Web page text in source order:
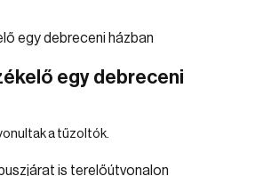
egy debreceni
a tűzoltók.